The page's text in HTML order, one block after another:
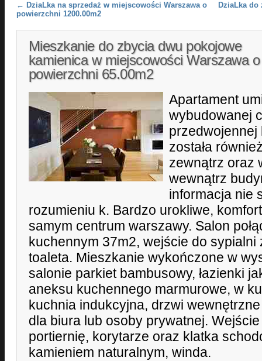
Post navigation
← DziaLka na sprzedaż w miejscowości Warszawa o
powierzchni 1200.00m2
DziaLka
Mieszkanie do zbycia dwu pokojowe
kamienica w miejscowości Warszawa o
powierzchni 65.00m2
Apartament
wybudowanej
przedwojennej
została
zewnątrz oraz
wewnątrz
informacja nie
rozumieniu k. Bardzo urokliwe,
samym centrum warszawy. Salon
kuchennym 37m2, wejście do sypialni
toaleta. Mieszkanie wykończone w
salonie parkiet bambusowy, łazienki
aneksu kuchennego marmurowe, w
kuchnia indukcyjna, drzwi
dla biura lub osoby prywatnej.
portiernię, korytarze oraz klatka
kamieniem naturalnym, winda.